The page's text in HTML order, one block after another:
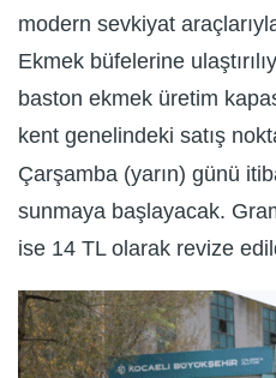
modern sevkiyat
Ekmek büfelerine
baston ekmek üretim
kent genelindeki satış
Çarşamba (yarın) günü
sunmaya başlayacak.
ise 14 TL olarak revize